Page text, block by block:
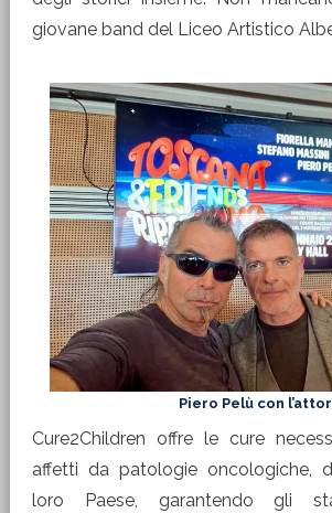
giovane band del Liceo Artistico
Piero Pelù con
Cure2Children offre le cure
affetti da patologie oncologiche,
loro Paese, garantendo gli